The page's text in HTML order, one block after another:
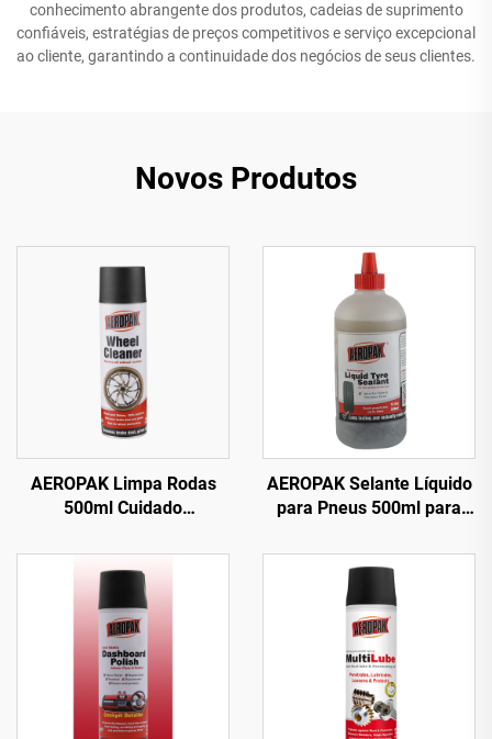
conhecimento abrangente dos produtos, cadeias de suprimento
confiáveis, estratégias de preços competitivos e serviço excepcional
ao cliente, garantindo a continuidade dos negócios de seus clientes.
Novos Produtos
AEROPAK Limpa Rodas
500ml Cuidado
para Carros e Rodas
AEROPAK Selante Líquido
para Pneus 500ml para
Ser Usado com
Compressor de Ar